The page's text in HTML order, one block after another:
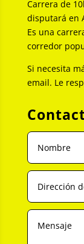
Carrera de
disputará en
Es una
corredor
Si necesita
email. Le